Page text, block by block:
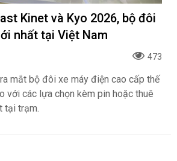
Kinet và Kyo 2026, bộ đôi
nhất tại Việt Nam
473
mắt bộ đôi xe máy điện cao cấp thế
với các lựa chọn kèm pin hoặc thuê
tại trạm.